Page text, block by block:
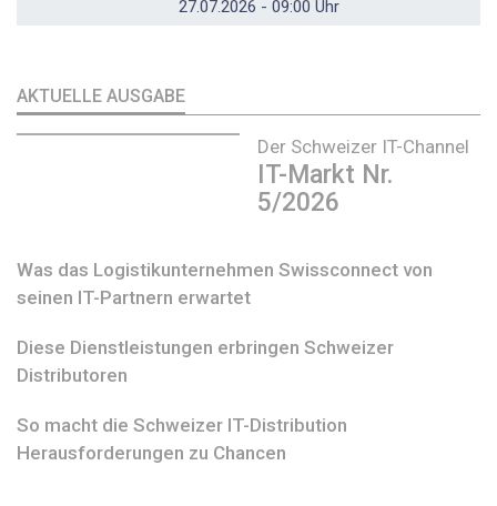
27.07.2026 - 09:00 Uhr
AKTUELLE AUSGABE
Der Schweizer IT-Channel
IT-Markt Nr.
5/2026
Was das Logistikunternehmen Swissconnect von
seinen IT-Partnern erwartet
Diese Dienstleistungen erbringen Schweizer
Distributoren
So macht die Schweizer IT-Distribution
Herausforderungen zu Chancen